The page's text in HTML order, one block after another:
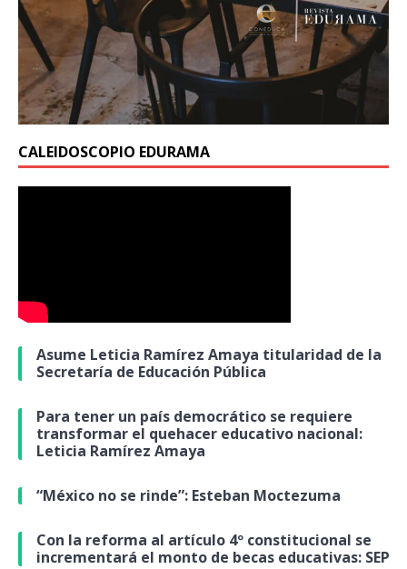
CALEIDOSCOPIO EDURAMA
Asume Leticia Ramírez Amaya titularidad de la
Secretaría de Educación Pública
Para tener un país democrático se requiere
transformar el quehacer educativo nacional:
Leticia Ramírez Amaya
“México no se rinde”: Esteban Moctezuma
Con la reforma al artículo 4º constitucional se
incrementará el monto de becas educativas: SEP